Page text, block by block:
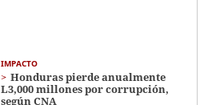
IMPACTO
Honduras pierde anualmente
L3,000 millones por corrupción,
según CNA